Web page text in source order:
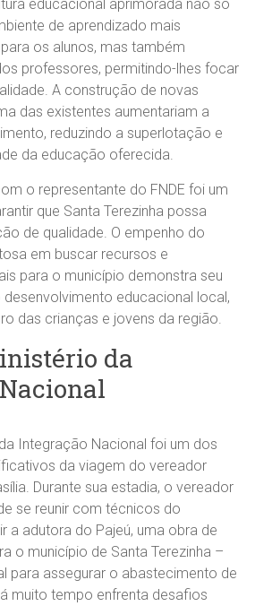
educacional aprimorada não só
de aprendizado mais
os alunos, mas também
professores, permitindo-lhes focar
A construção de novas
das existentes aumentariam a
reduzindo a superlotação e
da educação oferecida.
o representante do FNDE foi um
que Santa Terezinha possa
de qualidade. O empenho do
em buscar recursos e
para o município demonstra seu
educacional local,
das crianças e jovens da região.
da
Integração Nacional foi um dos
da viagem do vereador
Durante sua estadia, o vereador
se reunir com técnicos do
a adutora do Pajeú, uma obra de
o município de Santa Terezinha –
para assegurar o abastecimento de
muito tempo enfrenta desafios